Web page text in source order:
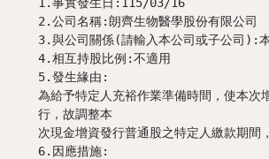
2.公司名稱:朗齊生物醫學股份有限公司
3.與公司關係(請輸入本公司或子公司):
4.相互持股比例:不適用
5.發生緣由:
為給予特定人充裕作業準備時間，使本次
行，故調整本
次現金增資發行普通股之特定人繳款期間
6.因應措施: